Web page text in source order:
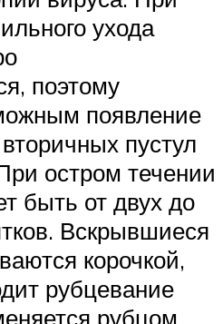
ухода
поэтому
появление
пустул
остром течении
быть от двух до
Вскрывшиеся
корочкой,
рубцевание
рубцом